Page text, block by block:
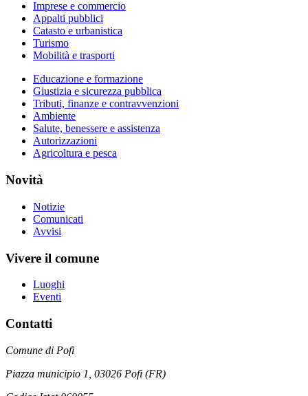
Imprese e commercio
Appalti pubblici
Catasto e urbanistica
Turismo
Mobilità e trasporti
Educazione e formazione
Giustizia e sicurezza pubblica
Tributi, finanze e contravvenzioni
Ambiente
Salute, benessere e assistenza
Autorizzazioni
Agricoltura e pesca
Novità
Notizie
Comunicati
Avvisi
Vivere il comune
Luoghi
Eventi
Contatti
Comune di Pofi
Piazza municipio 1, 03026 Pofi (FR)